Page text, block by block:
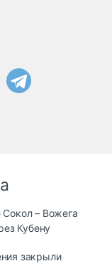
Сокол – Вожега
Кубену
закрыли